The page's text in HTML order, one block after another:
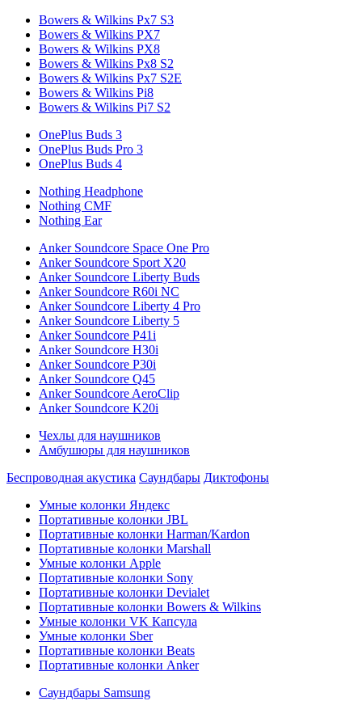
Bowers & Wilkins Px7 S3
Bowers & Wilkins PX7
Bowers & Wilkins PX8
Bowers & Wilkins Px8 S2
Bowers & Wilkins Px7 S2E
Bowers & Wilkins Pi8
Bowers & Wilkins Pi7 S2
OnePlus Buds 3
OnePlus Buds Pro 3
OnePlus Buds 4
Nothing Headphone
Nothing CMF
Nothing Ear
Anker Soundcore Space One Pro
Anker Soundcore Sport X20
Anker Soundcore Liberty Buds
Anker Soundcore R60i NC
Anker Soundcore Liberty 4 Pro
Anker Soundcore Liberty 5
Anker Soundcore P41i
Anker Soundcore H30i
Anker Soundcore P30i
Anker Soundcore Q45
Anker Soundcore AeroClip
Anker Soundcore K20i
Чехлы для наушников
Амбушюры для наушников
Беспроводная акустика Саундбары Диктофоны
Умные колонки Яндекс
Портативные колонки JBL
Портативные колонки Harman/Kardon
Портативные колонки Marshall
Умные колонки Apple
Портативные колонки Sony
Портативные колонки Devialet
Портативные колонки Bowers & Wilkins
Умные колонки VK Капсула
Умные колонки Sber
Портативные колонки Beats
Портативные колонки Anker
Саундбары Samsung